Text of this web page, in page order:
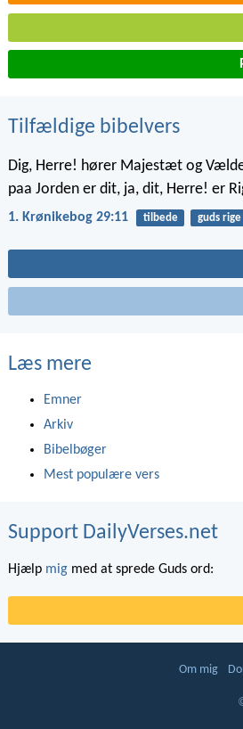
Tilfældige bibelvers
Dig, Herre! hører Majestæt og
paa Jorden er dit, ja, dit, Herre! er
1. Krønikebog 29:11 tilbede guds rige
Læs mere
Emner
Arkiv
Bibelbøger
Mest populære vers
Support DailyVerses.net
Hjælp mig med at sprede Guds ord:
Om mig